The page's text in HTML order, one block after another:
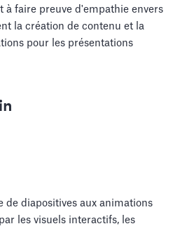
à faire preuve d'empathie envers
la création de contenu et la
pour les présentations
de diapositives aux animations
les visuels interactifs, les